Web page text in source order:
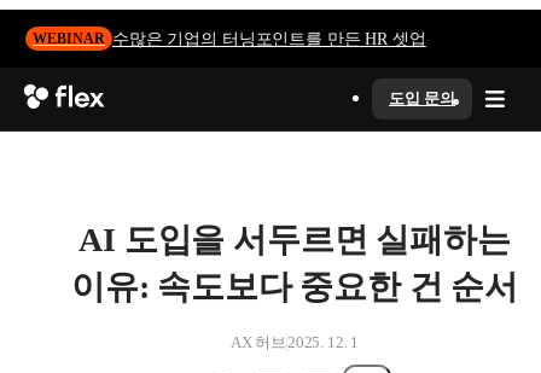
WEBINAR 수많은 기업의 터닝포인트를 만든 HR 셋업
도입 문의
AI 도입을 서두르면 실패하는
이유: 속도보다 중요한 건 순서
AX 허브 2025. 12. 1